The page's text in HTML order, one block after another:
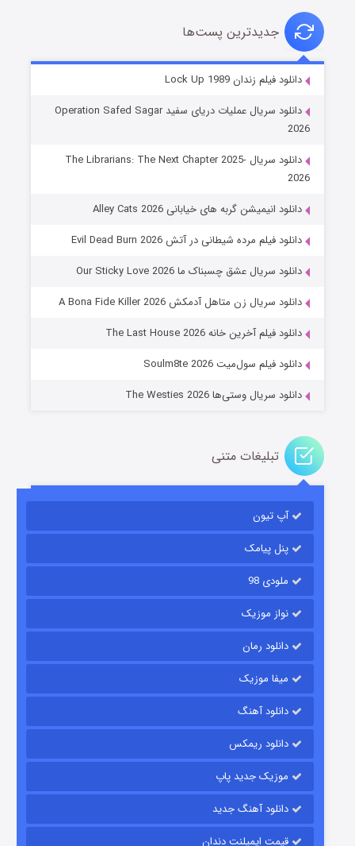
شوهر
عملیات آپارتمان
قسمت۲ (زیرنویس) منتشر شد
مردگان متحرک: شهر مرده ۳
قسمت
جدیدترین پست‌ها
دانلود فیلم زندان Lock Up 1989
دانلود سریال عملیات دریای سفید Operation Safed Sagar
2026
دانلود سریال The Librarians: The Next Chapter 2025-
2026
دانلود انیمیشن گربه های خیابانی Alley Cats 2026
دانلود فیلم مرده شیطانی در آتش Evil Dead Burn 2026
دانلود سریال عشق چسبناک ما Our Sticky Love 2026
دانلود سریال زن متاهل آدمکش A Bona Fide Killer 2026
دانلود فیلم آخرین خانه The Last House 2026
دانلود فیلم سول‌میت Soulm8te 2026
دانلود سریال وستی‌ها The Westies 2026
تبلیغات متنی
آپ تیون
پنل پیامک
ملودی 98
نواز موزیک
دانلود رمان
میفا موزیک
دانلود آهنگ
دانلود ریمکس
موزیک جدید پاپ
دانلود آهنگ جدید
قیمت ایمپلنت دندان